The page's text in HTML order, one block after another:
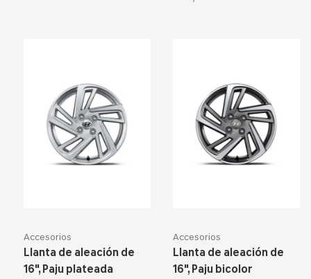
Accesorios
Llanta de aleación de
16", Paju plateada
Accesorios
Llanta de aleación de
16", Paju bicolor